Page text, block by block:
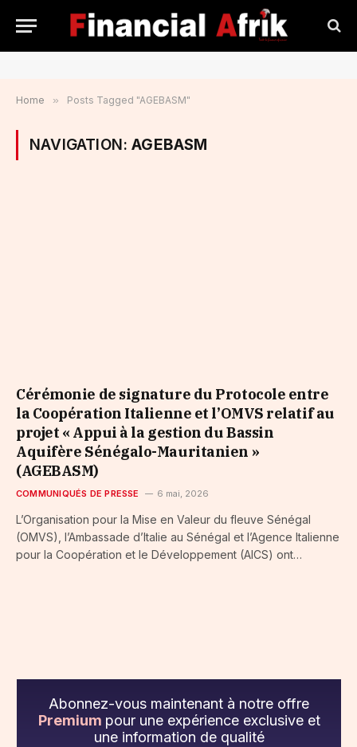
Home » Posts Tagged "AGEBASM"
NAVIGATION:AGEBASM
Cérémonie de signature du Protocole entre
la Coopération Italienne et l’OMVS relatif au
projet « Appui à la gestion du Bassin
Aquifère Sénégalo-Mauritanien »
(AGEBASM)
COMMUNIQUÉS DE PRESSE 6 mai, 2026
L’Organisation pour la Mise en Valeur du fleuve Sénégal
(OMVS), l’Ambassade d’Italie au Sénégal et l’Agence Italienne
pour la Coopération et le Développement (AICS) ont…
Abonnez-vous maintenant à notre offre
Premium pour une expérience exclusive et
une information de qualité